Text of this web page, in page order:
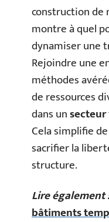
construction de
montre à quel
dynamiser une
Rejoindre une
méthodes
de ressources
dans unsecteur
Cela simplifie
sacrifier la
structure.
Lire également
bâtiments